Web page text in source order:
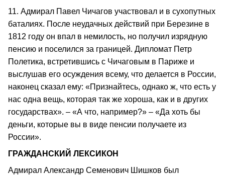
11. Адмирал Павел Чичагов участвовал и в сухопутных
баталиях. После неудачных действий при Березине в
1812 году он впал в немилость, но получил изрядную
пенсию и поселился за границей. Дипломат Петр
Полетика, встретившись с Чичаговым в Париже и
выслушав его осуждения всему, что делается в России,
наконец сказал ему: «Признайтесь, однако ж, что есть у
нас одна вещь, которая так же хороша, как и в других
государствах». – «А что, например?» – «Да хоть бы
деньги, которые вы в виде пенсии получаете из
России».
ГРАЖДАНСКИЙ ЛЕКСИКОН
Адмирал Александр Семенович Шишков был